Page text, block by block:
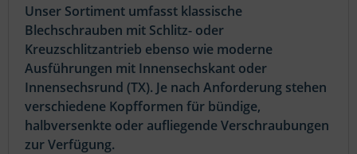
Unser Sortiment umfasst klassische
Blechschrauben mit Schlitz- oder
Kreuzschlitzantrieb ebenso wie moderne
Ausführungen mit Innensechskant oder
Innensechsrund (TX). Je nach Anforderung stehen
verschiedene Kopfformen für bündige,
halbversenkte oder aufliegende Verschraubungen
zur Verfügung.